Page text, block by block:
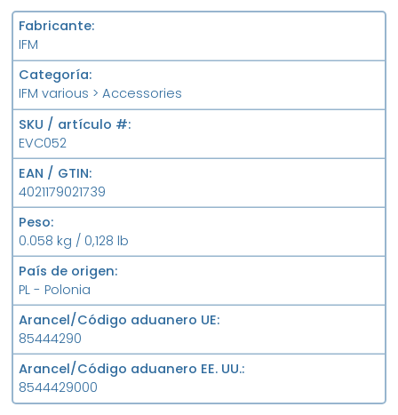
Fabricante
IFM
Categoría
IFM various > Accessories
SKU / artículo #
EVC052
EAN / GTIN
4021179021739
Peso
0.058 kg / 0,128 lb
País de origen
PL - Polonia
Arancel/Código aduanero UE
85444290
Arancel/Código aduanero EE. UU.
8544429000